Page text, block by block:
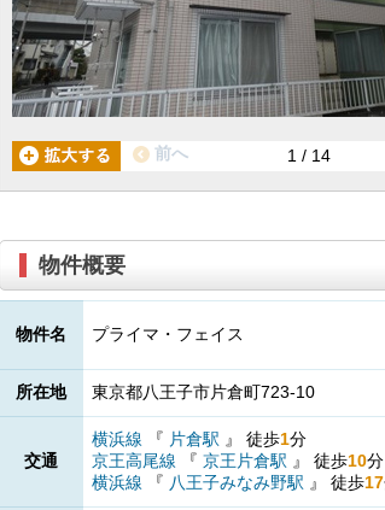
1 / 14
前へ
物件概要
物件名 プライマ・フェイス
所在地 東京都八王子市片倉町723-10
交通
横浜線 『 片倉駅 』 徒歩1分
京王高尾線
『 京王片倉駅 』 徒歩10分
横浜線
『 八王子みなみ野駅 』 徒歩17